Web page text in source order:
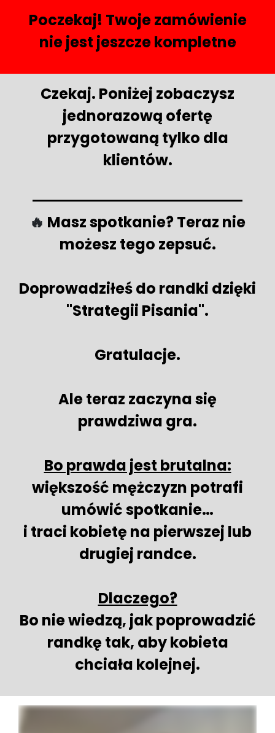
Poczekaj! Twoje zamówienie
nie jest jeszcze kompletne
Czekaj. Poniżej zobaczysz
jednorazową ofertę
przygotowaną tylko dla
klientów.
🔥 Masz spotkanie? Teraz nie
możesz tego zepsuć.
Doprowadziłeś do randki dzięki
"Strategii Pisania".
Gratulacje.
Ale teraz zaczyna się
prawdziwa gra.
Bo prawda jest brutalna:
większość mężczyzn potrafi
umówić spotkanie…
i traci kobietę na pierwszej lub
drugiej randce.
Dlaczego?
Bo nie wiedzą, jak poprowadzić
randkę tak, aby kobieta
chciała kolejnej.